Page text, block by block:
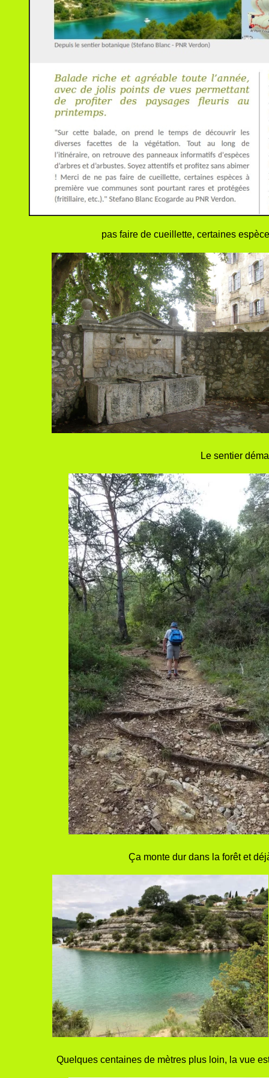
pas faire de cueillette, certaines
Le sentier
Ça monte dur dans la forêt et
Quelques centaines de mètres plus loin, la vue